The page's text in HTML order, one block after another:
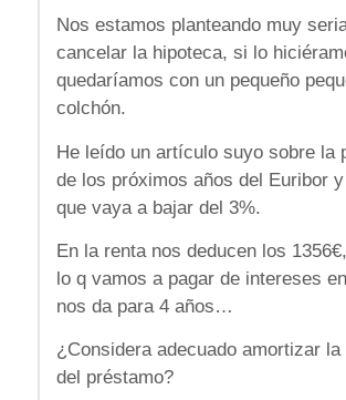
Nos estamos planteando muy
cancelar la hipoteca, si lo
quedaríamos con un pequeño
colchón.
He leído un artículo suyo sobre la
de los próximos años del Euribor
que vaya a bajar del 3%.
En la renta nos deducen los
lo q vamos a pagar de intereses
nos da para 4 años…
¿Considera adecuado amortizar la
del préstamo?